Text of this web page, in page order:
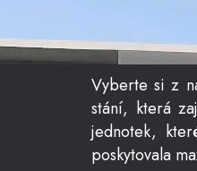
Vyberte si z
stání, která
jednotek,
poskytovala